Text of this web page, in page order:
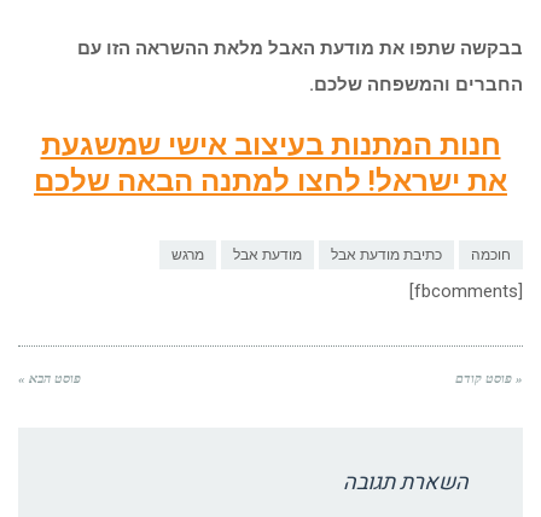
בבקשה שתפו את מודעת האבל מלאת ההשראה הזו עם
החברים והמשפחה שלכם.
חנות המתנות בעיצוב אישי שמשגעת
את ישראל! לחצו למתנה הבאה שלכם
חוכמה כתיבת מודעת אבל מודעת אבל מרגש
[fbcomments]
« פוסט קודם פוסט הבא »
השארת תגובה